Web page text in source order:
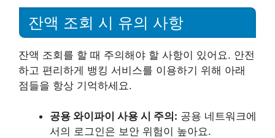
잔액 조회 시 유의 사항
잔액 조회를 할 때 주의해야 할 사항이 있어요. 안전
하고 편리하게 뱅킹 서비스를 이용하기 위해 아래
점들을 항상 기억하세요.
공용 와이파이 사용 시 주의: 공용 네트워크에
서의 로그인은 보안 위험이 높아요.